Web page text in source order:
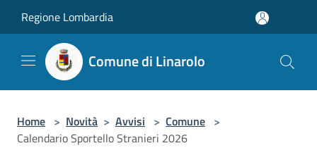
Regione Lombardia
Comune di Linarolo
Home > Novità > Avvisi > Comune >
Calendario Sportello Stranieri 2026